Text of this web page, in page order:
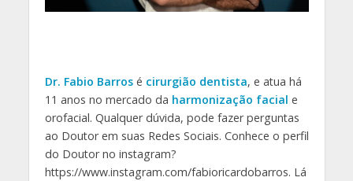
Dr. Fabio Barrosé cirurgião dentista, e atua há
11 anos no mercado da harmonização facial e
orofacial. Qualquer dúvida, pode fazer perguntas
ao Doutor em suas Redes Sociais. Conhece o perfil
do Doutor no instagram?
https://www.instagram.com/fabioricardobarros. Lá